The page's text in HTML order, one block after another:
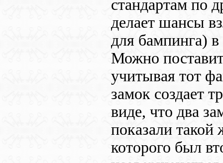
стандартам по
делает шансы
для бампинга)
Можно
учитывая тот
замок создает
виде, что два
показали
которого был